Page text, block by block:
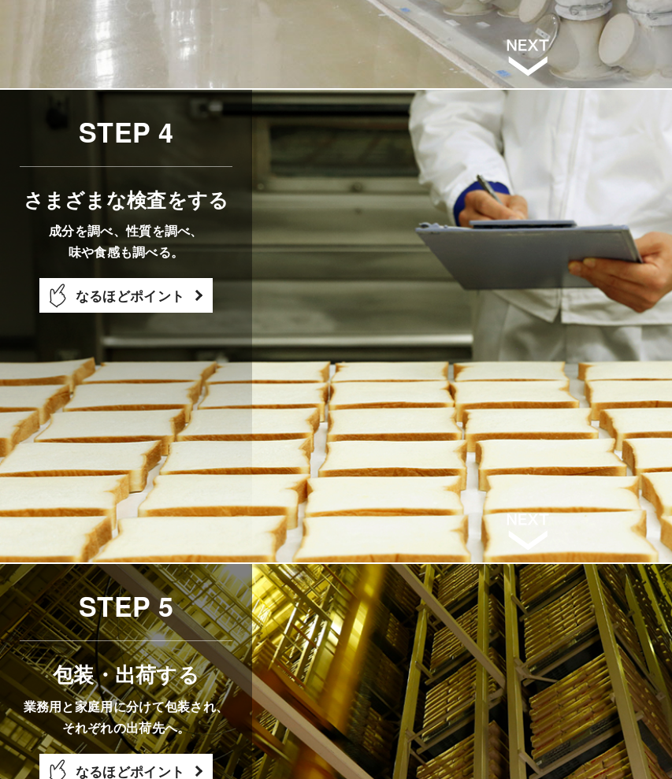
STEP 4
さまざまな検査をする
成分を調べ、性質を調べ、
味や食感も調べる。
なるほどポイント
STEP 5
包装・出荷する
業務用と家庭用に分けて包装され、
それぞれの出荷先へ。
なるほどポイント